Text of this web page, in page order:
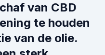
van CBD
te houden
van de olie.